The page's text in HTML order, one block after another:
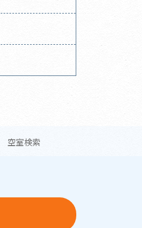
空室検索